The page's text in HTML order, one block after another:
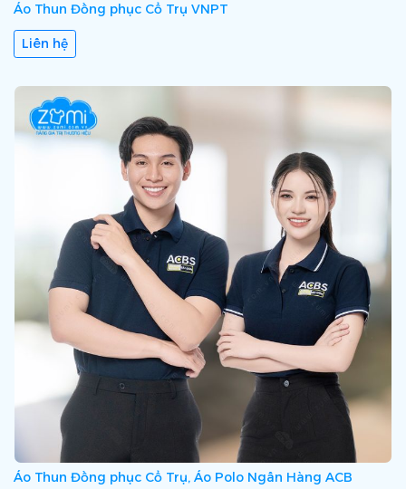
Áo Thun Đồng phục Cổ Trụ VNPT
Liên hệ
Áo Thun Đồng phục Cổ Trụ, Áo Polo Ngân Hàng ACB